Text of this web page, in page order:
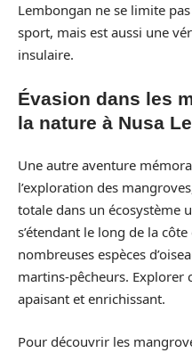
Lembongan ne se limite
sport, mais est aussi une
insulaire.
Évasion dans les
la nature à Nusa
Une autre aventure
l’exploration des
totale dans un écosystème
s’étendant le long de la
nombreuses espèces
martins-pêcheurs. Explorer
apaisant et enrichissant.
Pour découvrir les